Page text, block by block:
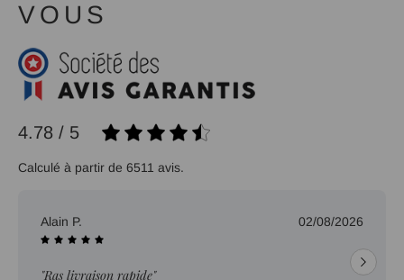
VOUS
4.78 / 5
Calculé à partir de 6511 avis.
Alain L. 01/08/2026
"Bonjour, Piece conformena ma commande. Livraison